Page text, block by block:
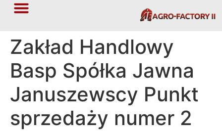
Zakład Handlowy
Basp Spółka Jawna
Januszewscy Punkt
sprzedaży numer 2